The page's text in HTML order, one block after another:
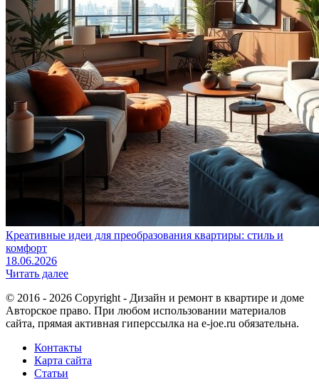
Креативные идеи для преобразования квартиры: стиль и
комфорт
18.06.2026
Читать далее
© 2016 - 2026 Copyright - Дизайн и ремонт в квартире и доме
Авторское право. При любом использовании материалов
сайта, прямая активная гиперссылка на e-joe.ru обязательна.
Контакты
Карта сайта
Статьи